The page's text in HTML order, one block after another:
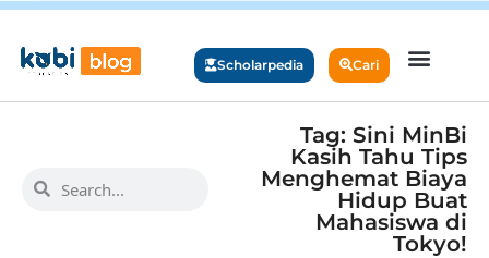
Scholarpedia Cari
Tag: Sini MinBi
Kasih Tahu Tips
Menghemat Biaya
Hidup Buat
Mahasiswa di
Tokyo!